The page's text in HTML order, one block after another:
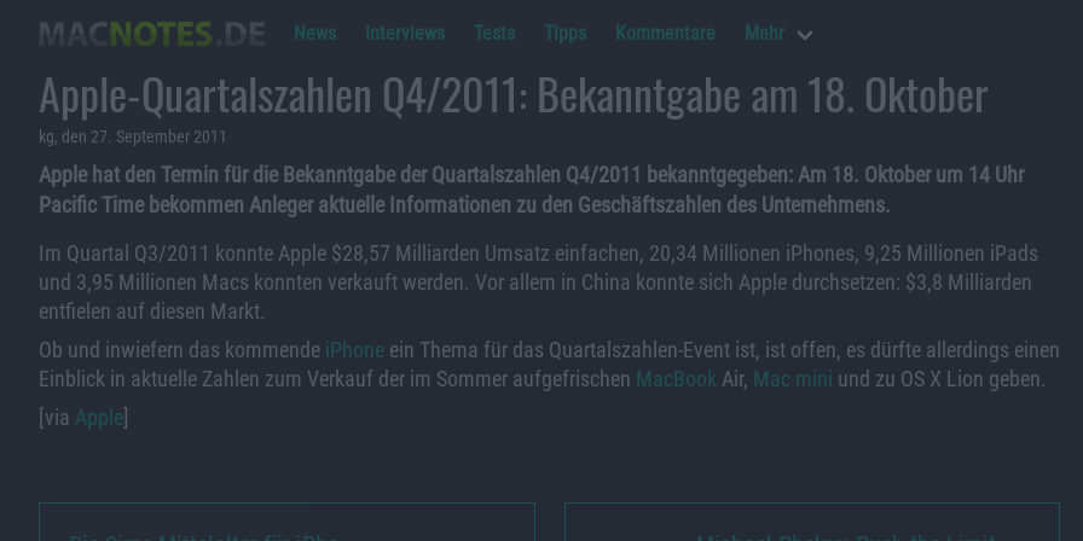
News Interviews Tests Tipps Kommentare Mehr
Apple-Quartalszahlen Q4/2011: Bekanntgabe am 18. Oktober
kg, den 27. September 2011
Apple hat den Termin für die Bekanntgabe der Quartalszahlen Q4/2011 bekanntgegeben: Am 18. Oktober um 14 Uhr
Pacific Time bekommen Anleger aktuelle Informationen zu den Geschäftszahlen des Unternehmens.
Im Quartal Q3/2011 konnte Apple $28,57 Milliarden Umsatz einfachen, 20,34 Millionen iPhones, 9,25 Millionen iPads
und 3,95 Millionen Macs konnten verkauft werden. Vor allem in China konnte sich Apple durchsetzen: $3,8 Milliarden
entfielen auf diesen Markt.
Ob und inwiefern das kommende iPhone ein Thema für das Quartalszahlen-Event ist, ist offen, es dürfte allerdings einen
Einblick in aktuelle Zahlen zum Verkauf der im Sommer aufgefrischen MacBook Air, Mac mini und zu OS X Lion geben.
[via Apple